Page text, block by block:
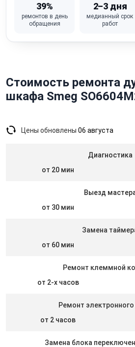
Неисправна плата
модели)
39%
ремонтов в день
обращения
2–3 дня
медианный срок
работ
Стоимость ремонта
шкафа Smeg
Цены обновлены 06 августа
Диагностика
от 20 мин
Выезд
от 30 мин
Замена
от 60 мин
Ремонт клеммной
от 2-х часов
Ремонт
от 2 часов
Замена блока